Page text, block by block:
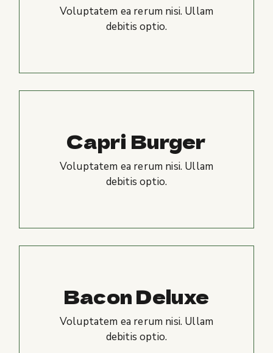
Voluptatem ea rerum nisi. Ullam
debitis optio.
Capri Burger
Voluptatem ea rerum nisi. Ullam
debitis optio.
Bacon Deluxe
Voluptatem ea rerum nisi. Ullam
debitis optio.